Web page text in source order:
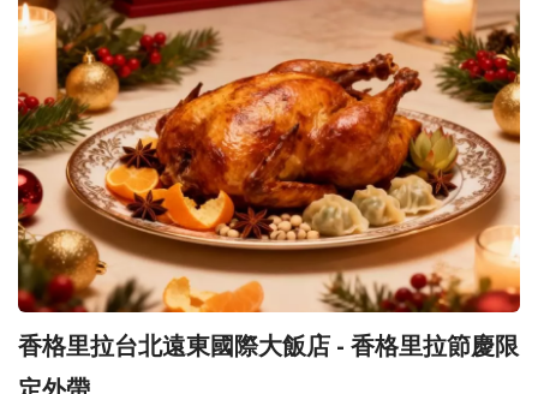
香格里拉台北遠東國際大飯店 - 香格里拉節慶限